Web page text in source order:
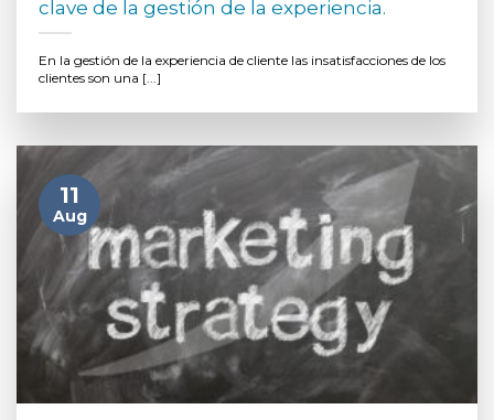
clave de la gestión de la experiencia.
En la gestión de la experiencia de cliente las insatisfacciones de los
clientes son una [...]
11
Aug